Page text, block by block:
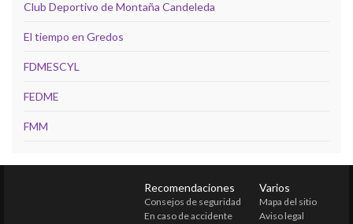
Club Deportivo de Montaña Candeleda
El tiempo en Gredos
FDMESCYL
FEDME
FMM
Recomendaciones
Consejos de seguridad
En caso de accidente
Varios
Mapa del sitio
Aviso legal